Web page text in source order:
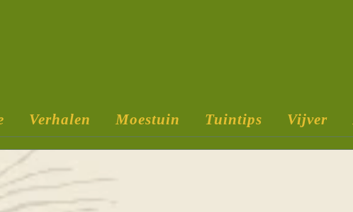
Verhalen Moestuin Tuintips Vijver